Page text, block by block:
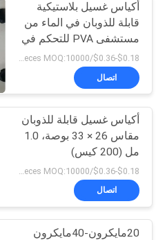
أقمشة غير
للذوبان في
33
بولي
في الماء
6
أكياس غسيل بلاستيكية
قابلة للذوبان في الماء من
مستشفى PVA للتحكم في
العدوى، 20 جالون - كرتون
200
اتصال
أكياس غسيل قابلة للذوبان
مقاس 26 × 33 بوصة، 1.0
مل (200 كيس)
اتصال
20مايكرون-40مايكرون